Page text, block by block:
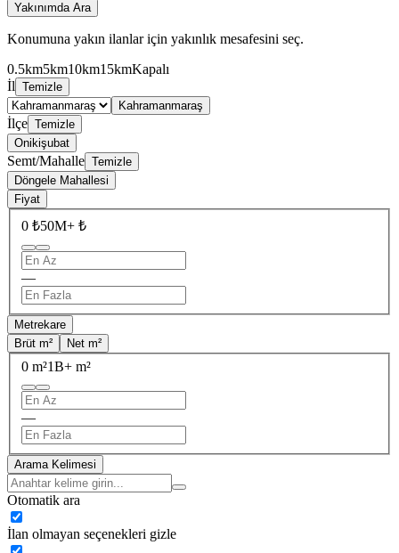
Yakınımda Ara
Konumuna yakın ilanlar için yakınlık mesafesini seç.
0.5km5km10km15kmKapalı
İl Temizle
Kahramanmaraş
İlçe Temizle
Onikişubat
Semt/Mahalle Temizle
Döngele Mahallesi
Fiyat
0 ₺50M+ ₺
—
Metrekare
Brüt m²
Net m²
0 m²1B+ m²
—
Arama Kelimesi
Otomatik ara
İlan olmayan seçenekleri gizle